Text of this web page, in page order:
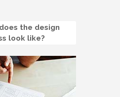
the design
look like?